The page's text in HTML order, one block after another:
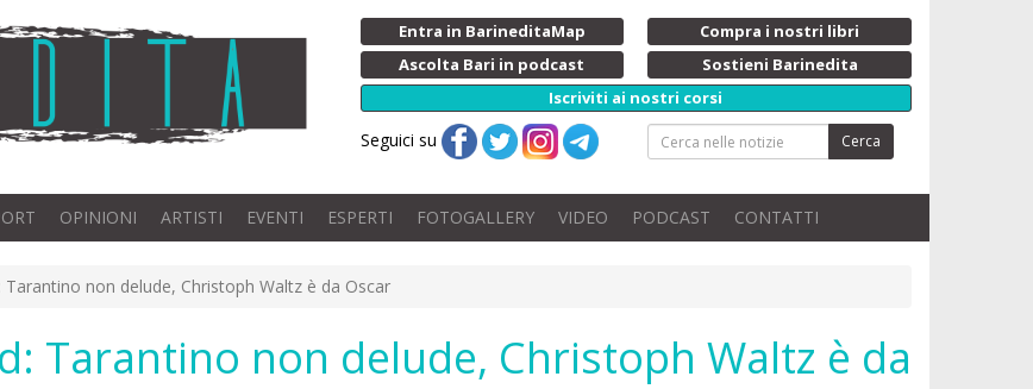
Entra in BarineditaMap
Compra i nostri libri
Ascolta Bari in podcast
Sostieni Barinedita
Iscriviti ai nostri corsi
Seguici su Cerca
OPINIONI ARTISTI EVENTI ESPERTI FOTOGALLERY VIDEO PODCAST CONTATTI
Tarantino non delude, Christoph Waltz è da Oscar
Tarantino non delude, Christoph Waltz è da